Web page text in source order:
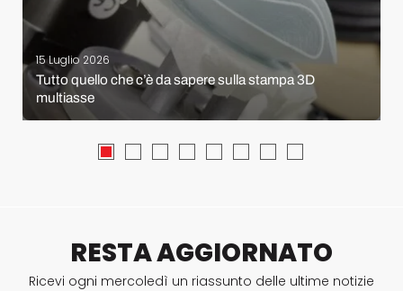
15 Luglio 2026
Tutto quello che c’è da sapere sulla stampa 3D
multiasse
RESTA AGGIORNATO
Ricevi ogni mercoledì un riassunto delle ultime notizie